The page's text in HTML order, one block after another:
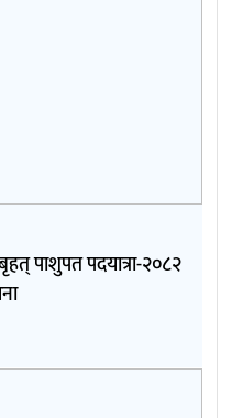
पाशुपत पदयात्रा-२०८२